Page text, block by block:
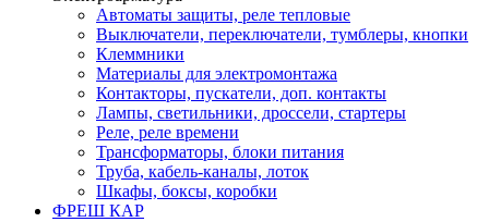
Автоматы защиты, реле тепловые
Выключатели, переключатели, тумблеры, кнопки
Клеммники
Материалы для электромонтажа
Контакторы, пускатели, доп. контакты
Лампы, светильники, дроссели, стартеры
Реле, реле времени
Трансформаторы, блоки питания
Труба, кабель-каналы, лоток
Шкафы, боксы, коробки
ФРЕШ КАР